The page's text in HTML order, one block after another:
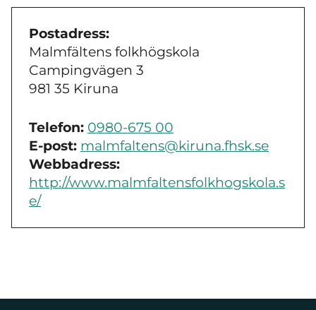
Postadress:
Malmfältens folkhögskola
Campingvägen 3
981 35 Kiruna
Telefon: 0980-675 00
E-post: malmfaltens@kiruna.fhsk.se
Webbadress:
http://www.malmfaltensfolkhogskola.s
e/